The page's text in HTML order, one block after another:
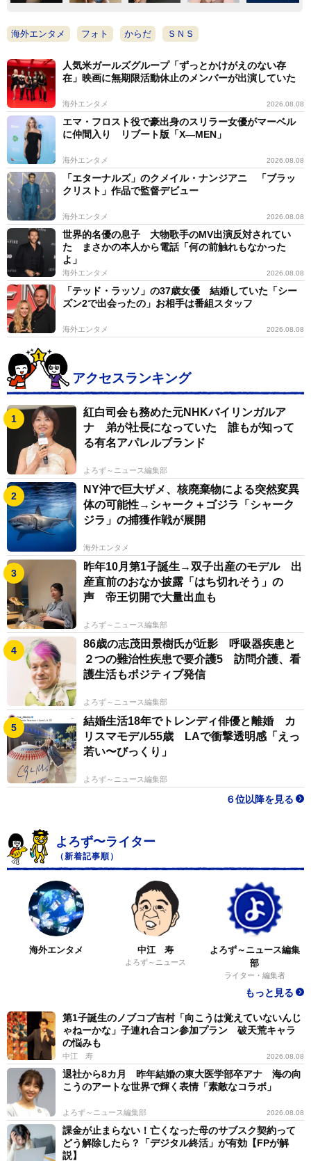
海外エンタメ フォト からだ ＳＮＳ
人気米ガールズグループ「ずっとかけがえのない存
在」映画に無期限活動休止のメンバーが出演していた
海外エンタメ 2026.08.08
エマ・フロスト役で豪出身のスリラー女優がマーベル
に仲間入り リブート版「X―MEN」
海外エンタメ 2026.08.08
「エターナルズ」のクメイル・ナンジアニ 「ブラッ
クリスト」作品で監督デビュー
海外エンタメ 2026.08.08
世界的名優の息子 大物歌手のMV出演反対されてい
た まさかの本人から電話「何の前触れもなかった
よ」
海外エンタメ 2026.08.08
「テッド・ラッソ」の37歳女優 結婚していた「シー
ズン2で出会ったの」お相手は番組スタッフ
海外エンタメ 2026.08.08
アクセスランキング
紅白司会も務めた元NHKバイリンガルア
ナ 弟が社長になっていた 誰もが知って
る有名アパレルブランド
よろず～ニュース編集部
NY沖で巨大ザメ、核廃棄物による突然変異
体の可能性→シャーク＋ゴジラ「シャーク
ジラ」の捕獲作戦が展開
海外エンタメ
昨年10月第1子誕生→双子出産のモデル 出
産直前のおなか披露「はち切れそう」の
声 帝王切開で大量出血も
よろず～ニュース編集部
86歳の志茂田景樹氏が近影 呼吸器疾患と
２つの難治性疾患で要介護5 訪問介護、看
護生活もポジティブ発信
よろず～ニュース編集部
結婚生活18年でトレンディ俳優と離婚 カ
リスマモデル55歳 LAで衝撃透明感「えっ
若い〜びっくり」
よろず～ニュース編集部
６位以降を見る
よろず〜ライター
（新着記事順）
海外エンタメ 中江 寿
よろず～ニュース
よろず～ニュース編集
部
ライター・編集者
もっと見る
第1子誕生のノブコブ吉村「向こうは覚えていないんじ
ゃねーかな」子連れ合コン参加プラン 破天荒キャラ
の悩みも
中江 寿 2026.08.08
退社から8カ月 昨年結婚の東大医学部卒アナ 海の向
こうのアートな世界で輝く表情「素敵なコラボ」
よろず～ニュース編集部 2026.08.08
課金が止まらない！亡くなった母のサブスク契約って
どう解除したら？「デジタル終活」が有効【FPが解
説】